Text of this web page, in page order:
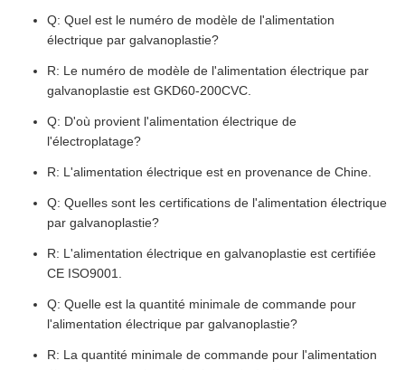
Q: Quel est le numéro de modèle de l'alimentation
électrique par galvanoplastie?
R: Le numéro de modèle de l'alimentation électrique par
galvanoplastie est GKD60-200CVC.
Q: D'où provient l'alimentation électrique de
l'électroplatage?
R: L'alimentation électrique est en provenance de Chine.
Q: Quelles sont les certifications de l'alimentation électrique
par galvanoplastie?
R: L'alimentation électrique en galvanoplastie est certifiée
CE ISO9001.
Q: Quelle est la quantité minimale de commande pour
l'alimentation électrique par galvanoplastie?
R: La quantité minimale de commande pour l'alimentation